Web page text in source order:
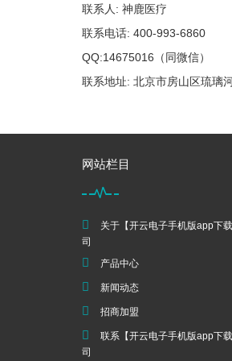
联系人: 神鹿医疗
联系电话: 400-993-6860
QQ:14675016（同微信）
联系地址: 北京市房山区琉璃
网站栏目
关于【开云电子手机版app下
司
产品中心
新闻动态
招商加盟
联系【开云电子手机版app下
司